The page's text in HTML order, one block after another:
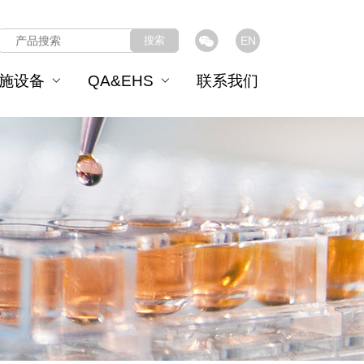
EN
搜索
设备 QA&EHS 联系我们